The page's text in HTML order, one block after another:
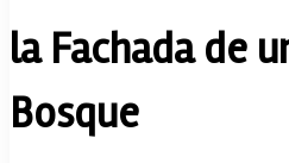
la Fachada de
Bosque